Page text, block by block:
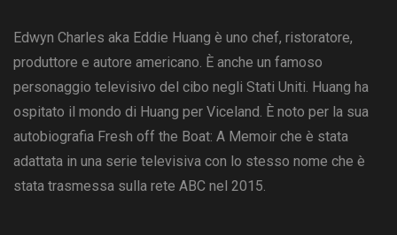
Edwyn Charles aka Eddie Huang è uno chef, ristoratore,
produttore e autore americano. È anche un famoso
personaggio televisivo del cibo negli Stati Uniti. Huang ha
ospitato il mondo di Huang per Viceland. È noto per la sua
autobiografia Fresh off the Boat: A Memoir che è stata
adattata in una serie televisiva con lo stesso nome che è
stata trasmessa sulla rete ABC nel 2015.